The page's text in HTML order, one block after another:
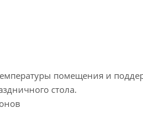
помещения и
стола.